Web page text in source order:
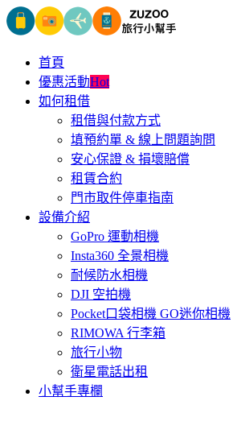
首頁
優惠活動Hot
如何租借
租借與付款方式
填預約單 & 線上問題詢問
安心保證 & 損壞賠償
租賃合約
門市取件停車指南
設備介紹
GoPro 運動相機
Insta360 全景相機
耐候防水相機
DJI 空拍機
Pocket口袋相機 GO迷你相機
RIMOWA 行李箱
旅行小物
衛星電話出租
小幫手專欄